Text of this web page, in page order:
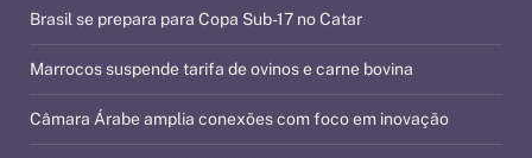
Brasil se prepara para Copa Sub-17 no Catar
Marrocos suspende tarifa de ovinos e carne bovina
Câmara Árabe amplia conexões com foco em inovação